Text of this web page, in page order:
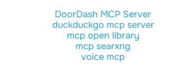
DoorDash MCP Server
duckduckgo mcp server
mcp open library
mcp searxng
voice mcp